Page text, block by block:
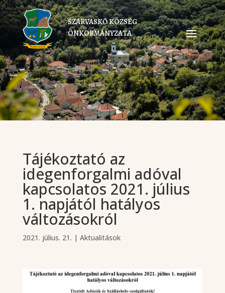
SZARVASKŐ KÖZSÉG
ÖNKORMÁNYZATA
Tájékoztató az
idegenforgalmi adóval
kapcsolatos 2021. július
1. napjától hatályos
változásokról
2021. július. 21. | Aktualitások